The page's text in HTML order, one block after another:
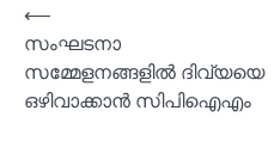
Post
navigation
⟵
സംഘടനാ
സമ്മേളനങ്ങളില്‍ ദിവ്യയെ
ഒഴിവാക്കാന്‍ സിപിഐഎം